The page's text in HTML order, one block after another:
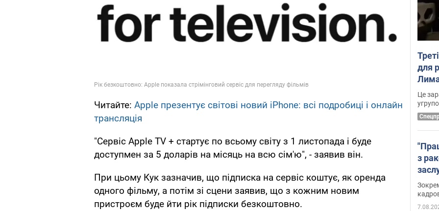
Читайте: Apple презентує світові новий iPhone: всі подробиці і онлайн
трансляція
"Сервіс Apple TV + стартує по всьому світу з 1 листопада і буде
доступмен за 5 доларів на місяць на всю сім'ю", - заявив він.
При цьому Кук зазначив, що підписка на сервіс коштує, як оренда
одного фільму, а потім зі сцени заявив, що з кожним новим
пристроєм буде йти рік підписки безкоштовно.
для
Це
з